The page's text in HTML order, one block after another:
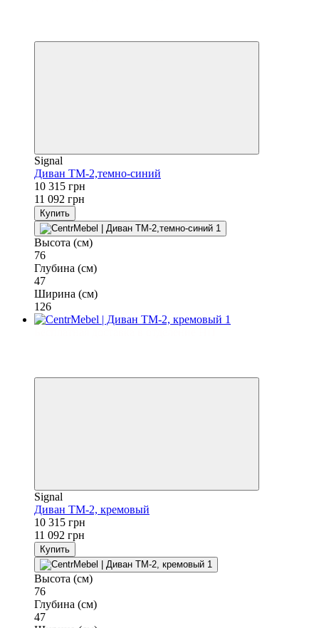
Signal
Диван TM-2,темно-синий
10 315 грн
11 092 грн
Купить
Высота (см)
76
Глубина (см)
47
Ширина (см)
126
Signal
Диван TM-2, кремовый
10 315 грн
11 092 грн
Купить
Высота (см)
76
Глубина (см)
47